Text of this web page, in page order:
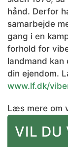
hånd. Derfor
samarbejde
gang i en
forhold for
landmand
din ejendom.
www.lf.dk/
Læs mere om
VIL DU